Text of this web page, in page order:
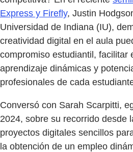
Express y Firefly, Justin
Universidad de Indiana (IU),
creatividad digital en el aula
compromiso estudiantil, facilitar
aprendizaje dinámicas y
profesionales de cada
Conversó con Sarah Scarpitti,
2024, sobre su recorrido desde
proyectos digitales sencillos
la obtención de un empleo